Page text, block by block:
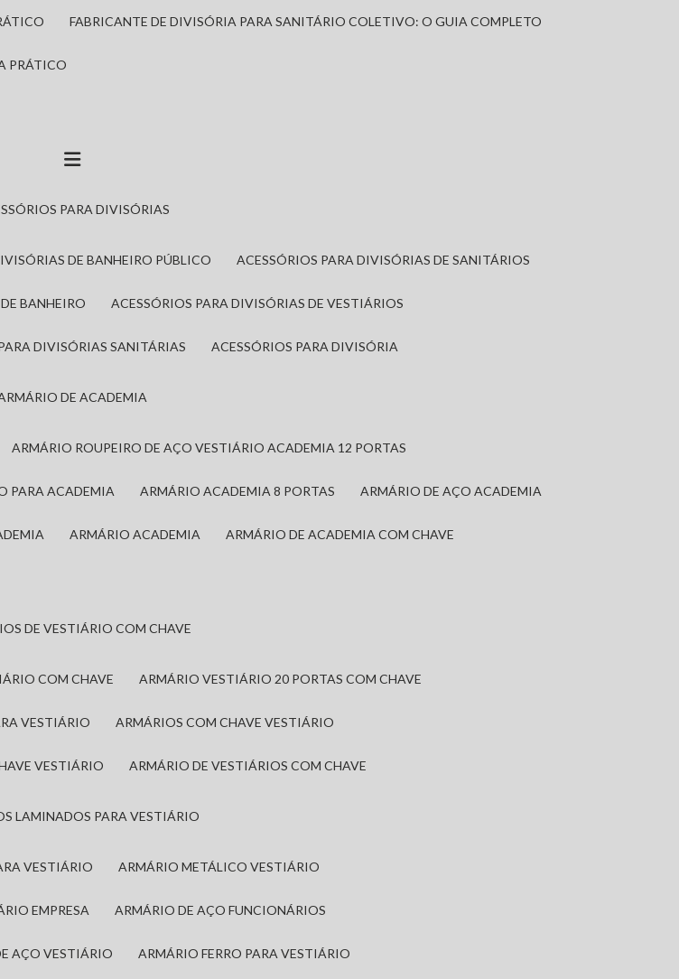
FABRICANTE DE DIVISÓRIA PARA SANITÁRIO COLETIVO: O GUIA COMPLETO
PRÁTICO
PARA DIVISÓRIAS
DE BANHEIRO PÚBLICO ACESSÓRIOS PARA DIVISÓRIAS DE SANITÁRIOS
BANHEIRO ACESSÓRIOS PARA DIVISÓRIAS DE VESTIÁRIOS
PARA DIVISÓRIAS SANITÁRIAS ACESSÓRIOS PARA DIVISÓRIA
ARMÁRIO DE ACADEMIA
ARMÁRIO ROUPEIRO DE AÇO VESTIÁRIO ACADEMIA 12 PORTAS
PARA ACADEMIA ARMÁRIO ACADEMIA 8 PORTAS ARMÁRIO DE AÇO ACADEMIA
ARMÁRIO ACADEMIA ARMÁRIO DE ACADEMIA COM CHAVE
DE VESTIÁRIO COM CHAVE
COM CHAVE ARMÁRIO VESTIÁRIO 20 PORTAS COM CHAVE
VESTIÁRIO ARMÁRIOS COM CHAVE VESTIÁRIO
VESTIÁRIO ARMÁRIO DE VESTIÁRIOS COM CHAVE
LAMINADOS PARA VESTIÁRIO
VESTIÁRIO ARMÁRIO METÁLICO VESTIÁRIO
EMPRESA ARMÁRIO DE AÇO FUNCIONÁRIOS
AÇO VESTIÁRIO ARMÁRIO FERRO PARA VESTIÁRIO